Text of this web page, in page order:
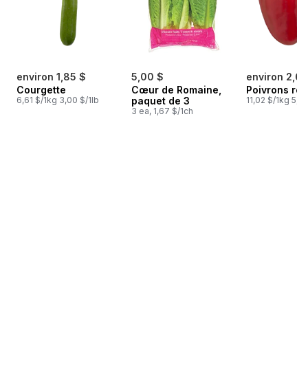
environ 1,85 $
Courgette
6,61 $/1kg 3,00 $/1lb
5,00 $
Cœur de Romaine,
paquet de 3
3 ea, 1,67 $/1ch
environ
Poivrons
11,02 $/1kg